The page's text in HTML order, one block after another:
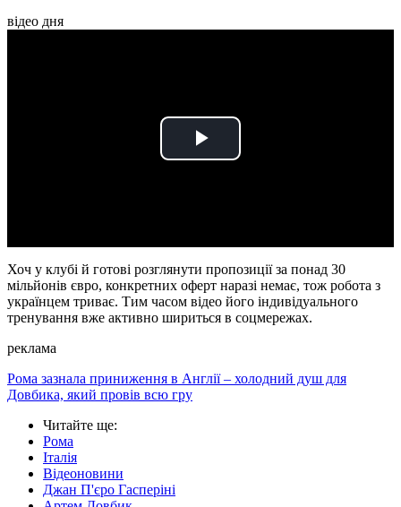
відео дня
Play
Хоч у клубі й готові розглянути пропозиції за понад 30
мільйонів євро, конкретних оферт наразі немає, тож робота з
українцем триває. Тим часом відео його індивідуального
тренування вже активно шириться в соцмережах.
реклама
Рома зазнала приниження в Англії – холодний душ для
Довбика, який провів всю гру
Читайте ще:
Рома
Італія
Відеоновини
Джан П'єро Гасперіні